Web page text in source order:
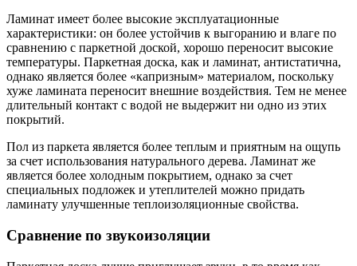
Ламинат имеет более высокие эксплуатационные
характеристики: он более устойчив к выгоранию и влаге по
сравнению с паркетной доской, хорошо переносит высокие
температуры. Паркетная доска, как и ламинат, антистатична,
однако является более «капризным» материалом, поскольку
хуже ламината переносит внешние воздействия. Тем не менее
длительный контакт с водой не выдержит ни одно из этих
покрытий.
Пол из паркета является более теплым и приятным на ощупь
за счет использования натурального дерева. Ламинат же
является более холодным покрытием, однако за счет
специальных подложек и утеплителей можно придать
ламинату улучшенные теплоизоляционные свойства.
Сравнение по звукоизоляции